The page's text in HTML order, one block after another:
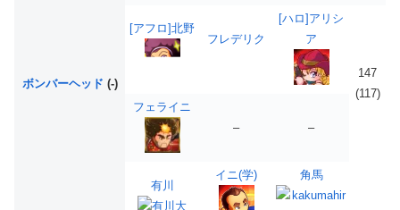
ボンバーヘッド (-)
[アフロ]北野
フレデリク
[ハロ]アリシ
ア
147
(117)
フェライニ
–
–
有川
イニ (学) 角馬